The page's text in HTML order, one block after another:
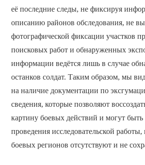
её последние следы, не фиксируя
описанию районов обследования, не
фотографической фиксации участков
поисковых работ и обнаруженных
информации ведётся лишь в случае
останков солдат. Таким образом, мы
на наличие документации по
сведения, которые позволяют
картину боевых действий и могут быть
проведения исследовательской
боевых регионов отсутствуют и не